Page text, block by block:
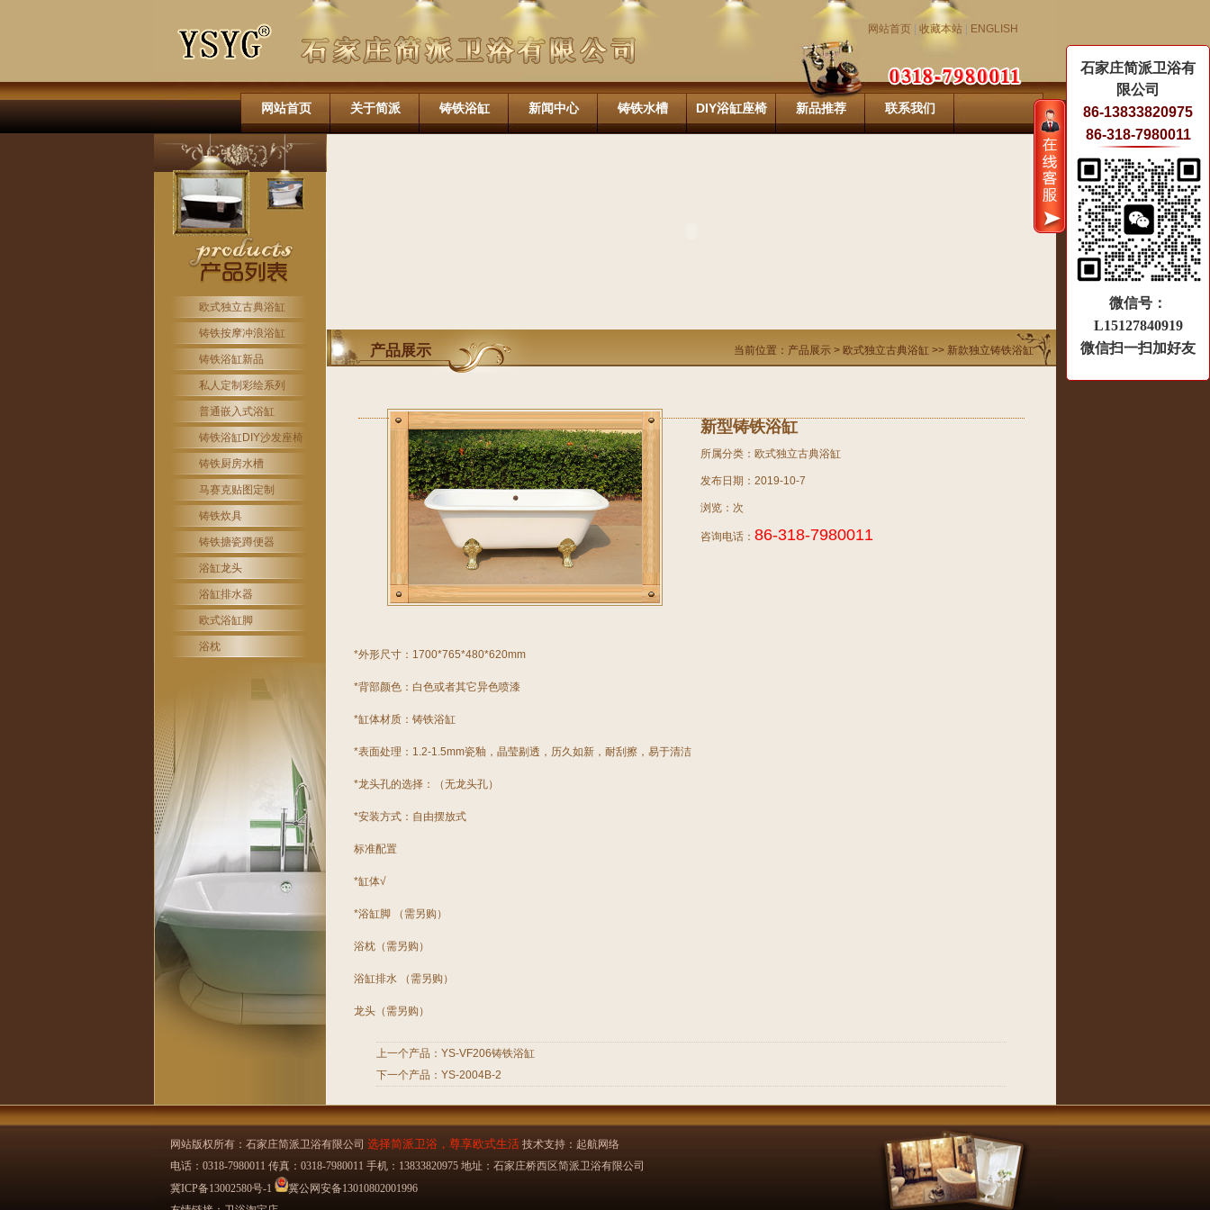
网站首页 收藏本站 ENGLISH
网站首页 关于简派 铸铁浴缸 新闻中心 铸铁水槽 DIY浴缸座椅 新品推荐 联系我们
欧式独立古典浴缸
铸铁按摩冲浪浴缸
铸铁浴缸新品
私人定制彩绘系列
普通嵌入式浴缸
铸铁浴缸DIY沙发座椅
铸铁厨房水槽
马赛克贴图定制
铸铁炊具
铸铁搪瓷蹲便器
浴缸龙头
浴缸排水器
欧式浴缸脚
浴枕
产品展示 当前位置： 产品展示 > 欧式独立古典浴缸 >> 新款独立铸铁浴缸
新型铸铁浴缸
所属分类：欧式独立古典浴缸
发布日期：2019-10-7
浏览： 次
咨询电话： 86-318-7980011
*外形尺寸：1700*765*480*620mm
*背部颜色：白色或者其它异色喷漆
*缸体材质： 铸铁浴缸
*表面处理：1.2-1.5mm瓷釉，晶莹剔透，历久如新，耐刮擦，易于清洁
*龙头孔的选择：（无龙头孔）
*安装方式：自由摆放式
标准配置
*缸体√
*浴缸脚 （需另购）
浴枕（需另购）
浴缸排水 （需另购）
龙头（需另购）
上一个产品： YS-VF206铸铁浴缸
下一个产品： YS-2004B-2
网站版权所有：石家庄简派卫浴有限公司 选择简派卫浴，尊享欧式生活 技术支持： 起航网络
电话：0318-7980011 传真：0318-7980011 手机：13833820975 地址：石家庄桥西区简派卫浴有限公司
冀ICP备13002580号-1
冀公网安备13010802001996
石家庄简派卫浴有
限公司
86-13833820975
86-318-7980011
微信号：
L15127840919
微信扫一扫加好友